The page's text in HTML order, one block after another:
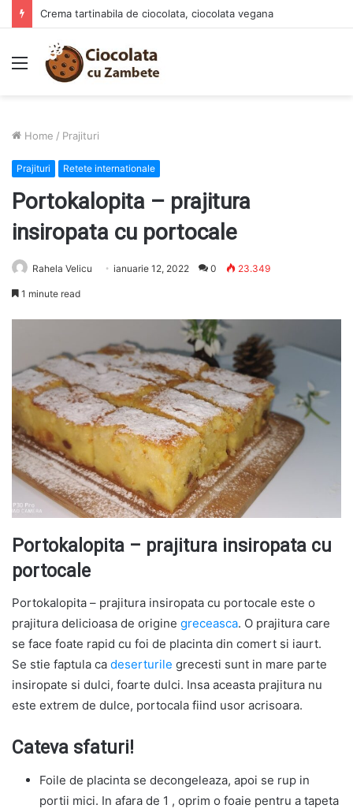
Crema tartinabila de ciocolata, ciocolata vegana
Menu
Home / Prajituri
Prajituri Retete internationale
Portokalopita – prajitura
insiropata cu portocale
Rahela Velicu ianuarie 12, 2022 0 23.349
1 minute read
Portokalopita – prajitura insiropata cu
portocale
Portokalopita – prajitura insiropata cu portocale este o
prajitura delicioasa de origine greceasca. O prajitura care
se face foate rapid cu foi de placinta din comert si iaurt.
Se stie faptula ca deserturile grecesti sunt in mare parte
insiropate si dulci, foarte dulci. Insa aceasta prajitura nu
este extrem de dulce, portocala fiind usor acrisoara.
Cateva sfaturi!
Foile de placinta se decongeleaza, apoi se rup in
portii mici. In afara de 1 , oprim o foaie pentru a tapeta